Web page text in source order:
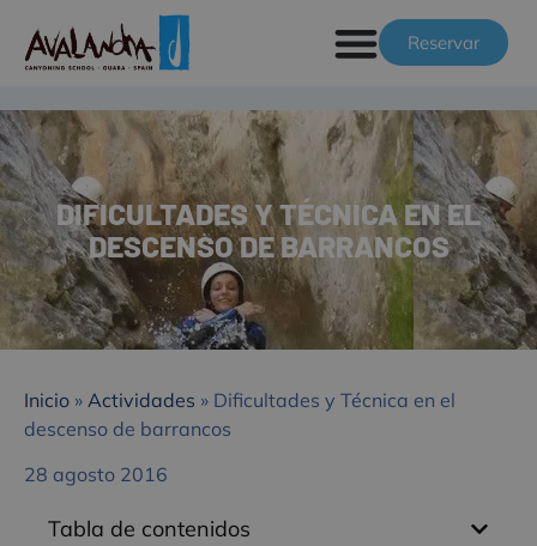
Reservar
DIFICULTADES Y TÉCNICA EN EL
DESCENSO DE BARRANCOS
Inicio » Actividades » Dificultades y Técnica en el
descenso de barrancos
28 agosto 2016
Tabla de contenidos